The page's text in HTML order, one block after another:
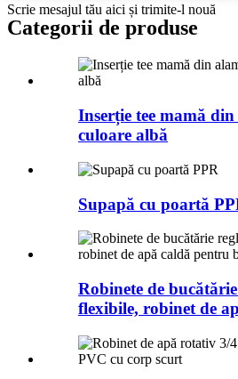
Scrie mesajul tău aici și trimite-l nouă
Categorii de produse
Inserție tee mamă
culoare albă
Supapă cu poartă
Robinete de
flexibile, robinet de